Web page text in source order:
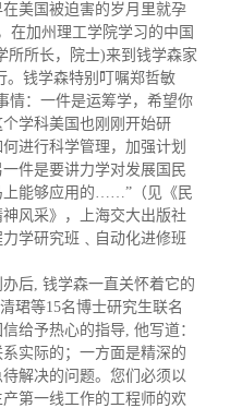
美国被迫害的岁月里就孕
在加州理工学院学习的中国
所所长，院士)来到钱学森家
。钱学森特别叮嘱郑哲敏
情：一件是运筹学，希望你
学科美国也刚刚开始研
进行科学管理，加强计划
件是要讲力学对发展国民
上能够应用的……”（见《民
风采》，上海交大出版社
学研究班﹑自动化进修班
后, 钱学森一直关怀着它的
珺等15名博士研究生联名
给予热心的指导, 他写道：
实际的；一方面是精深的
解决的问题。您们必须以
第一线工作的工程师的欢